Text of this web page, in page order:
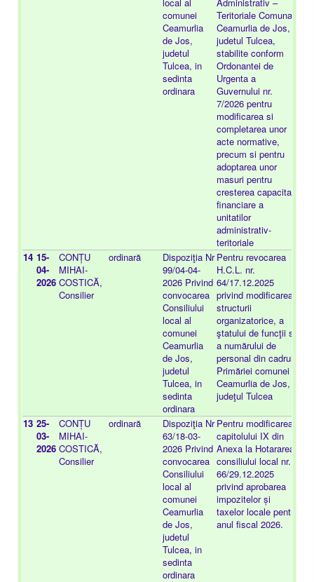
comunei
Ceamurlia
de Jos,
judetul
Tulcea, in
sedinta
ordinara
Teritoriale Comuna
Ceamurlia de Jos,
judetul Tulcea,
stabilite conform
Ordonantei de
Urgenta a
Guvernului nr.
7/2026 pentru
modificarea si
completarea unor
acte normative,
precum si pentru
adoptarea unor
masuri pentru
cresterea capacitatii
financiare a
unitatilor
administrativ-
teritoriale
14 15-
04-
2026
CONȚU
MIHAI-
COSTICĂ,
Consilier
ordinară
Dispoziţia Nr
99/04-04-
2026 Privind
convocarea
Consiliului
local al
comunei
Ceamurlia
de Jos,
judetul
Tulcea, in
sedinta
ordinara
Pentru revocarea
H.C.L. nr.
64/17.12.2025
privind modificarea
structurii
organizatorice, a
ştatului de funcţii si
a numărului de
personal din cadrul
Primăriei comunei
Ceamurlia de Jos,
judeţul Tulcea
13 25-
03-
2026
CONȚU
MIHAI-
COSTICĂ,
Consilier
ordinară
Dispoziţia Nr
63/18-03-
2026 Privind
convocarea
Consiliului
local al
comunei
Ceamurlia
de Jos,
judetul
Tulcea, in
sedinta
ordinara
Pentru modificarea
capitolului IX din
Anexa la Hotararea
consiliului local nr.
66/29.12.2025
privind aprobarea
impozitelor și
taxelor locale pentru
anul fiscal 2026.